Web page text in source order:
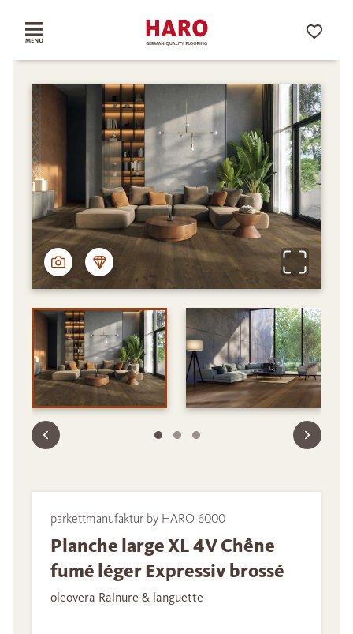
parkettmanufaktur by HARO 6000
Planche large XL 4V Chêne
fumé léger Expressiv brossé
oleovera Rainure & languette